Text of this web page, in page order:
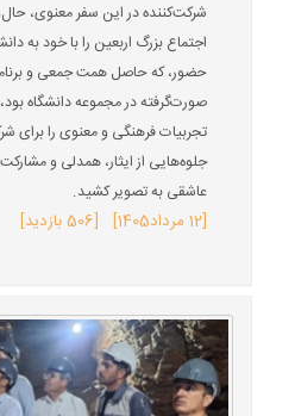
شرکت‌کننده در این سفر معنوی،
اجتماع بزرگ اربعین را با خود به
حضور، که حاصل همت جمعی و
صورت‌گرفته در مجموعه دانشگاه
تجربیات فرهنگی و معنوی را برای
جلوه‌هایی از ایثار، همدلی و مشارکت
عاشقی به تصویر کشید.
[12 مرداد 1405] [506 بازدید]